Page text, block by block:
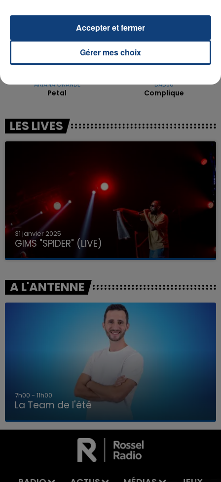
LA TEAM DE L'ÉTÉ
ARIANA GRANDE
Petal
DADJU
Complique
LES LIVES
31 janvier 2025
GIMS "SPIDER" (LIVE)
A L'ANTENNE
7h00 - 11h00
La Team de l'été
Gérer mes choix
Accepter et fermer